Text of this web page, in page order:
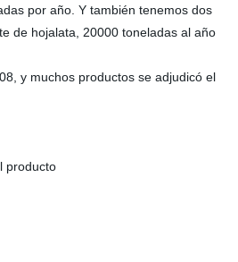
por año. Y también tenemos dos
de hojalata, 20000 toneladas al año
y muchos productos se adjudicó el
producto